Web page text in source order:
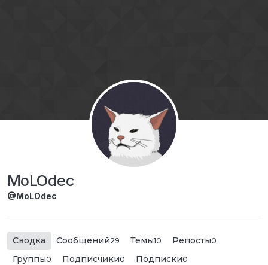
MoLOdec
@MoLOdec
Сводка Сообщений29 Темы10 Репосты0
Группы0 Подписчики0 Подписки0